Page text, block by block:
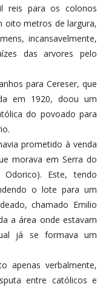
reis para os colonos
oito metros de largura,
incansavelmente,
das arvores pelo
para Cereser, que
em 1920, doou um
do povoado para
prometido à venda
morava em Serra do
Este, tendo
o lote para um
chamado Emilio
a área onde estavam
já se formava um
apenas verbalmente,
entre católicos e